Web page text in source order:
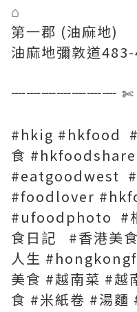
⌂
第一郡 (油麻地)
油麻地彌敦道
┈┈┈┈┈┈┈ ✄
#hkig #hkfood
食 #hkfoodshare
#eatgoodwest
#foodlover
#ufoodphoto #
食日記 #香港美
人生
美食 #越南菜 #越
食 #米紙卷 #湯麵